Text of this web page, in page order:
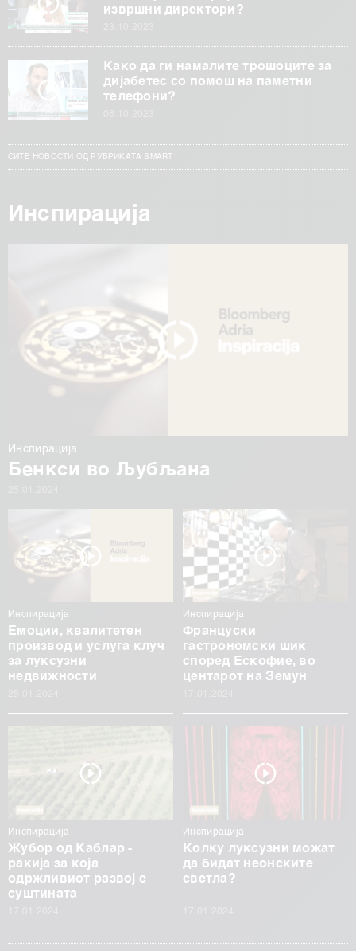
извршни директори?
Како да ги намалите трошоците за
дијабетес со помош на паметни
телефони?
СИТЕ НОВОСТИ ОД РУБРИКАТА SMART
Инспирација
Инспирација
Бенкси во Љубљана
Инспирација
Емоции, квалитетен
производ и услуга клуч
за луксузни
недвижности
Инспирација
Француски
гастрономски шик
според Ескофие, во
центарот на Земун
Инспирација
Жубор од Каблар -
ракија за која
одржливиот развој е
суштината
Инспирација
Колку луксузни можат
да бидат неонските
светла?